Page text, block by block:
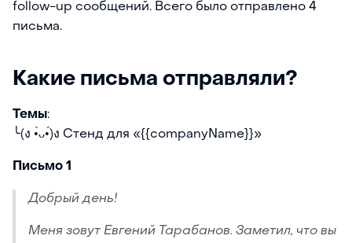
follow-up сообщений. Всего было отправлено 4
письма.
Какие письма отправляли?
Темы:
╰(ง •̀ᴗ•́)ง Стенд для «{{companyName}}»
Письмо 1
Добрый день!
Меня зовут Евгений Тарабанов. Заметил, что вы